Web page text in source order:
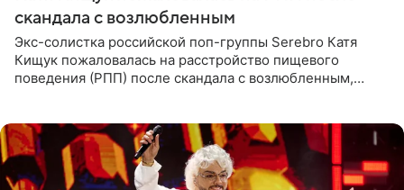
скандала с возлюбленным
Экс-солистка российской поп-группы Serebro Катя
Кищук пожаловалась на расстройство пищевого
поведения (РПП) после скандала с возлюбленным,